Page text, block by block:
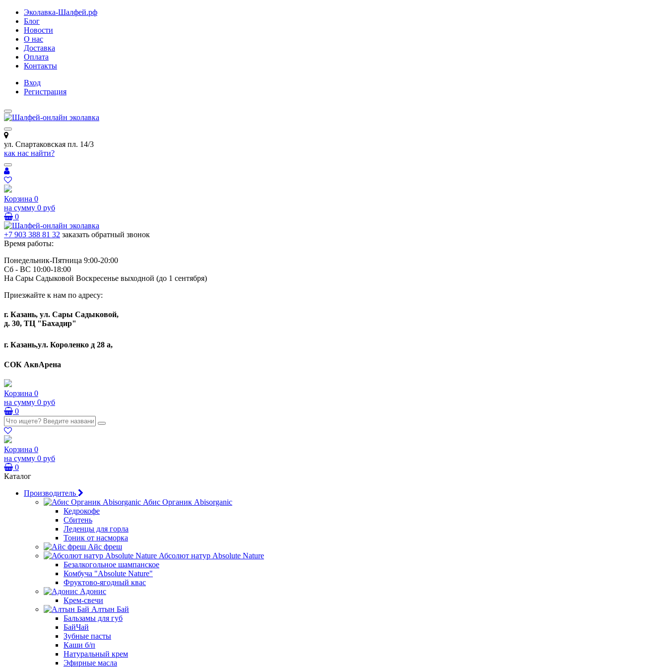
Эколавка-Шалфей.рф
Блог
Новости
О нас
Доставка
Оплата
Контакты
Вход
Регистрация
ул. Спартаковская пл. 14/3
как нас найти?
Корзина 0
на сумму 0 руб
0
+7 903 388 81 32 заказать обратный звонок
Время работы:
Понедельник-Пятница 9:00-20:00
Сб - ВС 10:00-18:00
На Сары Садыковой Воскресенье выходной (до 1 сентября)
Приезжайте к нам по адресу:
г. Казань, ул. Сары Садыковой,
д. 30, ТЦ "Бахадир"
г. Казань,ул. Короленко д 28 а,
СОК АквАрена
Корзина 0
на сумму 0 руб
0
Корзина 0
на сумму 0 руб
0
Каталог
Производитель
Абис Органик Abisorganic
Кедрокофе
Сбитень
Леденцы для горла
Тоник от насморка
Айс фреш
Абсолют натур Absolute Nature
Безалкогольное шампанское
Комбуча "Absolute Nature"
Фруктово-ягодный квас
Адонис
Крем-свечи
Алтын Бай
Бальзамы для губ
БайЧай
Зубные пасты
Каши б/п
Натуральный крем
Эфирные масла